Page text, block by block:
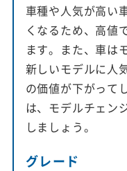
車種や人気が高い
くなるため、高値
ます。また、車は
新しいモデルに人
の価値が下がって
は、モデルチェン
しましょう。
グレード